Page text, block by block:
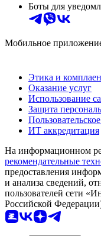
Боты для
Мобильное
Этика и
Оказание услуг
Использование
Защита
ИТ аккредитация
На информационном
рекомендательные
предоставления
и анализа сведений,
пользователей сети
Российской